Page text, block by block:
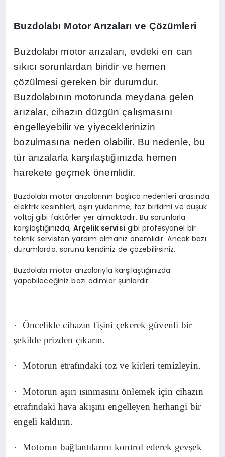
Buzdolabı Motor Arızaları ve Çözümleri
Buzdolabı motor arızaları, evdeki en can
sıkıcı sorunlardan biridir ve hemen
çözülmesi gereken bir durumdur.
Buzdolabının motorunda meydana gelen
arızalar, cihazın düzgün çalışmasını
engelleyebilir ve yiyeceklerinizin
bozulmasına neden olabilir. Bu nedenle, bu
tür arızalarla karşılaştığınızda hemen
harekete geçmek önemlidir.
Buzdolabı motor arızalarının başlıca nedenleri arasında
elektrik kesintileri, aşırı yüklenme, toz birikimi ve düşük
voltaj gibi faktörler yer almaktadır. Bu sorunlarla
karşılaştığınızda, Arçelik servisi gibi profesyonel bir
teknik servisten yardım almanız önemlidir. Ancak bazı
durumlarda, sorunu kendiniz de çözebilirsiniz.
Buzdolabı motor arızalarıyla karşılaştığınızda
yapabileceğiniz bazı adımlar şunlardır:
· Öncelikle cihazın fişini çekerek güvenli bir
şekilde prizden çıkarın.
· Motorun etrafındaki toz ve kirleri temizleyin.
· Motorun aşırı ısınmasını önlemek için cihazın
etrafındaki hava akışını engelleyen herhangi bir
engeli kaldırın.
· Motorun bağlantılarını kontrol ederek gevşek